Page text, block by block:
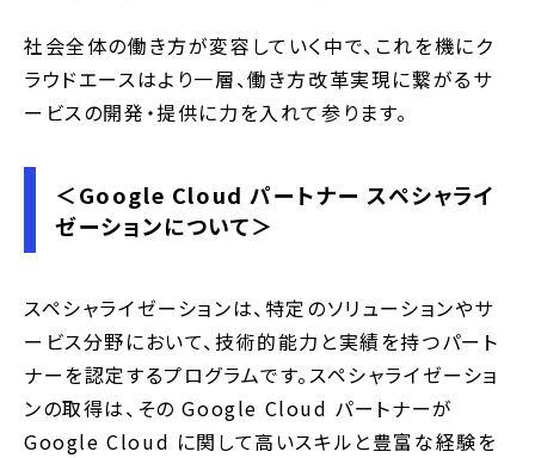
社会全体の働き方が変容していく中で、これを機にク
ラウドエースはより一層、働き方改革実現に繋がるサ
ービスの開発・提供に力を入れて参ります。
＜Google Cloud パートナー スペシャライ
ゼーションについて＞
スペシャライゼーションは、特定のソリューションやサ
ービス分野において、技術的能力と実績を持つパート
ナーを認定するプログラムです。スペシャライゼーショ
ンの取得は、その Google Cloud パートナーが
Google Cloud に関して高いスキルと豊富な経験を